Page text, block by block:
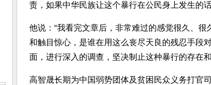
责，如果中华民族让这个暴行在公民身上发生的
他说：“我看完文章后，非常难过的感觉很久、
和触目惊心，是谁在用这么丧尽天良的残忍手段
面，进行深入的调查，坚决制止这种暴行的存在
高智晟长期为中国弱势团体及贫困民众义务打官